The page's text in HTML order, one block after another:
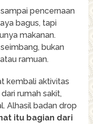
pencernaan
bagus, tapi
makanan.
bukan
ramuan.
kembali aktivitas
rumah sakit,
Alhasil badan drop
itu bagian dari